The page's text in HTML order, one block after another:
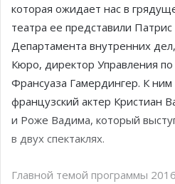
которая ожидает нас в
театра ее представили Патрис
Департамента внутренних
Кюро, директор Управления
Франсуаза Гамердингер. К
французский актер Кристиан
и Роже Вадима, который
в двух спектаклях.
Главной темой программы